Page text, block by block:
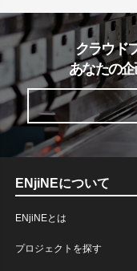
クラウド
あなたの
ENjiNEについて
ENjiNEとは
プロジェクトを探す